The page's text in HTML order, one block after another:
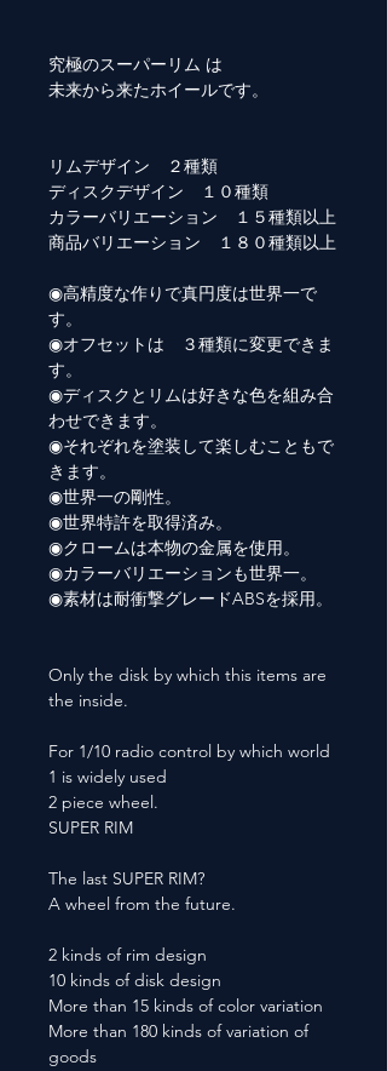
究極のスーパーリム は
未来から来たホイールです。
リムデザイン ２種類
ディスクデザイン １０種類
カラーバリエーション １５種類以上
商品バリエーション １８０種類以上
◉高精度な作りで真円度は世界一で
す。
◉オフセットは ３種類に変更できま
す。
◉ディスクとリムは好きな色を組み合
わせできます。
◉それぞれを塗装して楽しむこともで
きます。
◉世界一の剛性。
◉世界特許を取得済み。
◉クロームは本物の金属を使用。
◉カラーバリエーションも世界一。
◉素材は耐衝撃グレードABSを採用。
Only the disk by which this items are
the inside.
For 1/10 radio control by which world
1 is widely used
2 piece wheel.
SUPER RIM
The last SUPER RIM?
A wheel from the future.
2 kinds of rim design
10 kinds of disk design
More than 15 kinds of color variation
More than 180 kinds of variation of
goods